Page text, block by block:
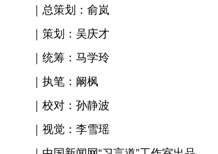
｜总策划：俞岚
｜策划：吴庆才
｜统筹：马学玲
｜执笔：阚枫
｜校对：孙静波
｜视觉：李雪瑶